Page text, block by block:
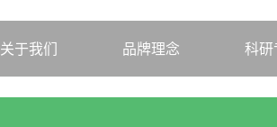
关于我们 品牌理念 科研